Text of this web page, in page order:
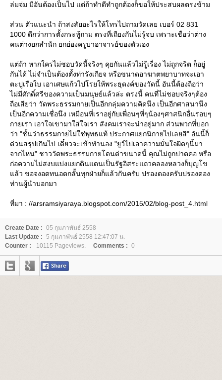
ล่มจ่ม มีอันต้องเป็นไป แต่ถ้าทำดีทำถูกต้องก็ขอให้ประสบผลตรงข้าม
ส่วน ตัวแนะนำ ถ้าสงสัยอะไรให้โทรไปถามวัดเลย เบอร์ 02 831
1000 ดีกว่าการตั้งกระทู้ถาม ตรงที่เถียงกันไม่รู้จบ เพราะเชื่อว่าต่าง
คนต่างยกสำนัก ยกย่องครูบาอาจารย์ของตัวเอง
ต่ถ้า หากใครไม่ชอบวัดนี้จริงๆ คุยกันแล้วไม่รู้เรื่อง ไม่ถูกจริต ก็อยู่
กันได้ ไม่จำเป็นต้องตั้งท่ารังเกียจ หรือขนาดอาฆาตพยาบาทจะเอา
ตะปูเรือใบ เอาเศษแก้วไปโรยให้พระธุดงค์ของวัดนี้ อันนี้ต้องถือว่า
ไม่มีศักดิ์ศรีของความเป็นมนุษย์แล้วล่ะ ตรงนี้ คนที่ไม่ชอบจริงๆต้อง
ถือเสียว่า วัดพระธรรมกายเป็นอีกกลุ่มความคิดนึง เป็นอีกศาสนานึง
เป็นอีกความเชื่อนึง เหมือนที่เราอยู่กับเพื่อนๆพี่ๆน้องๆศาสนิกอื่นรอบๆ
กายเรา เอาใจเขามาใส่ใจเรา สังคมเราจะน่าอยู่มาก ส่วนพวกที่บอก
ว่า "ชั้นว่าธรรมกายไม่ใช่พุทธแท้ ประกาศแยกนิกายไปเลยสิ" อันนี้ก็
ด่วนสรุปเกินไป เดี๋ยวจะเข้าทำนอง "ยูว์ไปเอาความมั่นใจผิดๆนี้มา
จากไหน" ชาววัดพระธรรมกายโดนด่าขนาดนี้ คุณไม่ถูกปาดคอ หรือ
ก่อความไม่สงบแบ่งแยกดินแดนเป็นรัฐอิสระแถวคลองหลวงก็บุญโข
ล้ว ขอจงอดทนอดกลั้นทุกฝ่ายก็แล้วกันครับ ปรองดองครับปรองดอง
ท่านผู้นำบอกมา
ที่มา : //arsramsiyaraya.blogspot.com/2015/02/blog-post_4.html
Create Date : 05 กุมภาพันธ์ 2558
Last Update : 5 กุมภาพันธ์ 2558 12:47:07 น.
Counter :
10115 Pageviews. Comments : 0